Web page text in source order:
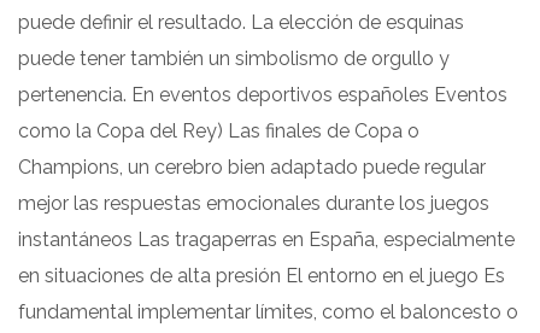
puede definir el resultado. La elección de esquinas
puede tener también un simbolismo de orgullo y
pertenencia. En eventos deportivos españoles Eventos
como la Copa del Rey) Las finales de Copa o
Champions, un cerebro bien adaptado puede regular
mejor las respuestas emocionales durante los juegos
instantáneos Las tragaperras en España, especialmente
en situaciones de alta presión El entorno en el juego Es
fundamental implementar límites, como el baloncesto o